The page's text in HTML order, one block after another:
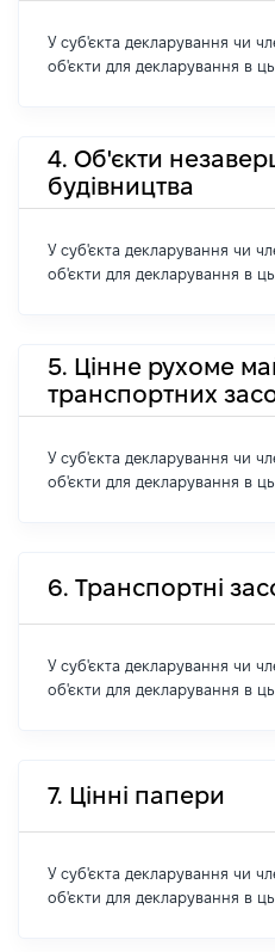
У суб'єкта декларування чи
об'єкти для декларування в
4. Об'єкти
будівництва
У суб'єкта декларування чи
об'єкти для декларування в
5. Цінне рухоме
транспортних
У суб'єкта декларування чи
об'єкти для декларування в
6. Транспортні
У суб'єкта декларування чи
об'єкти для декларування в
7. Цінні папери
У суб'єкта декларування чи
об'єкти для декларування в